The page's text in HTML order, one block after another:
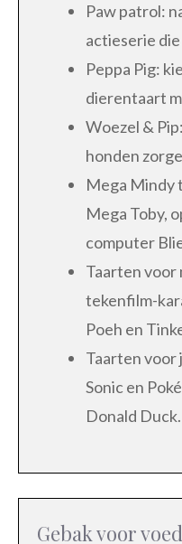
Paw patrol:
actieserie
Peppa Pig:
dierentaart
Woezel &
honden
Mega Mindy
Mega Toby,
computer
Taarten voor
tekenfilm-
Poeh en
Taarten voor
Sonic en
Donald Duck.
Gebak voor